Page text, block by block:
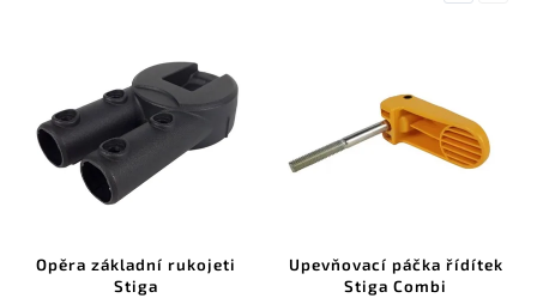
Opěra základní rukojeti
Stiga
Upevňovací páčka řídítek
Stiga Combi